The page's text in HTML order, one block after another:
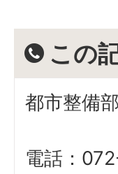
この
都市整備
電話：